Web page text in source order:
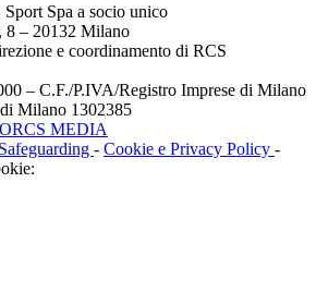
Spa a socio unico
8 – 20132 Milano
e coordinamento di RCS
– C.F./P.IVA/Registro Imprese di Milano
Milano 1302385
MEDIA
Safeguarding - Cookie e Privacy Policy -